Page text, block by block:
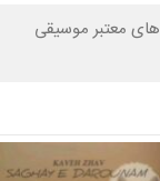
معتبر موسیقی